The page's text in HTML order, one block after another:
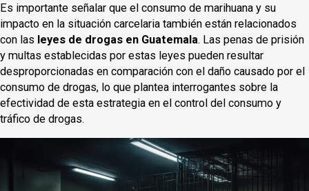
Es importante señalar que el consumo de marihuana y su
impacto en la situación carcelaria también están relacionados
con las leyes de drogas en Guatemala. Las penas de prisión
y multas establecidas por estas leyes pueden resultar
desproporcionadas en comparación con el daño causado por el
consumo de drogas, lo que plantea interrogantes sobre la
efectividad de esta estrategia en el control del consumo y
tráfico de drogas.